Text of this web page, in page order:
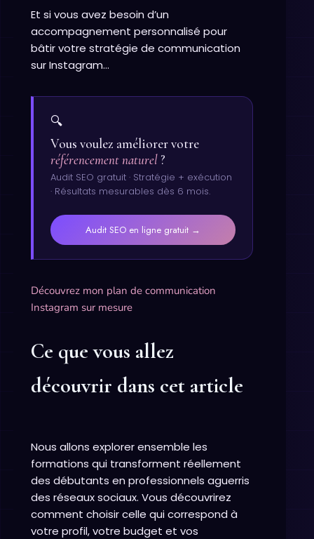
Et si vous avez besoin d’un
accompagnement personnalisé pour
bâtir votre stratégie de communication
sur Instagram…
🔍
Vous voulez améliorer votre
référencement naturel ?
Audit SEO gratuit · Stratégie + exécution
· Résultats mesurables dès 6 mois.
Audit SEO en ligne gratuit →
Découvrez mon plan de communication
Instagram sur mesure
Ce que vous allez
découvrir dans cet article
Nous allons explorer ensemble les
formations qui transforment réellement
des débutants en professionnels aguerris
des réseaux sociaux. Vous découvrirez
comment choisir celle qui correspond à
votre profil, votre budget et vos